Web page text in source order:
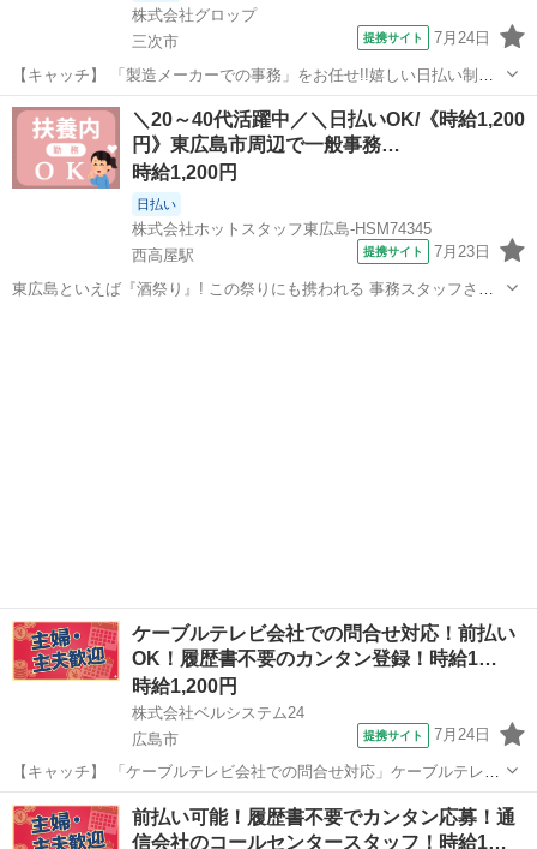
株式会社グロップ
三次市
提携サイト 7月24日
【キャッチ】 「製造メーカーでの事務」をお任せ!!嬉しい日払い制度
あり☆未経験OK♪《PC入力ができればOK♪》未経験スタート多数活躍
中！【土日休み/残業ほぼナシ/車通勤OK】 【コメント】 ＊＊充実した
お仕事探しをサポー...
広島 三次市 一般事務
＼20～40代活躍中／＼日払いOK/《時給1,200
円》東広島市周辺で一般事務…
時給1,200円
日払い
株式会社ホットスタッフ東広島-HSM74345
西高屋駅
提携サイト 7月23日
東広島といえば『酒祭り』! この祭りにも携われる 事務スタッフさん
ケーブルテレビ会社での問合せ対応！前払い
OK！履歴書不要のカンタン登録！時給1…
時給1,200円
株式会社ベルシステム24
広島市
提携サイト 7月24日
【キャッチ】 「ケーブルテレビ会社での問合せ対応」ケーブルテレビ
会社のカスタマーサポート！週3日～！開始日調整OK！未経験OK
【コメント】 ベルシステム24には経験や資格一切不問のお仕事も多数
(^^♪ ＃扶養内・Wワー...
広島 広島市 電話対応
前払い可能！履歴書不要でカンタン応募！通
信会社のコールセンタースタッフ！時給1…